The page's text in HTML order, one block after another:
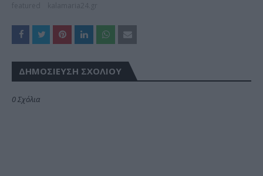
ΔΗΜΟΣΊΕΥΣΗ ΣΧΟΛΊΟΥ
0 Σχόλια